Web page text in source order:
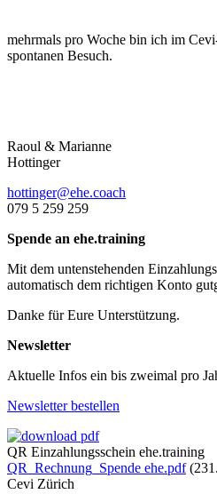
mehrmals pro Woche bin ich im
spontanen Besuch.
Raoul & Marianne
Hottinger
hottinger@ehe.coach
079 5 259 259
Spende an ehe.training
Mit dem untenstehenden
automatisch dem richtigen Konto
Danke für Eure Unterstützung.
Newsletter
Aktuelle Infos ein bis zweimal pro
Newsletter bestellen
QR Einzahlungsschein ehe.training
QR_Rechnung_Spende ehe.pdf
Cevi Zürich